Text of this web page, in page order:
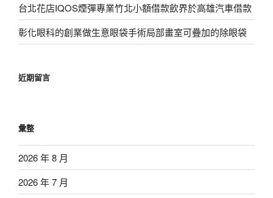
台北花店IQOS煙彈專業竹北小額借款飲界於高雄汽車借款
彰化眼科的創業做生意眼袋手術局部畫室可疊加的除眼袋
近期留言
彙整
2026 年 8 月
2026 年 7 月